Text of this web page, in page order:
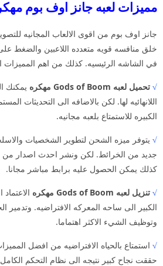
مميزات لعبه جانز اوف بوم
جانز اوف بوم من اقوى الالعاب المجانيه
خلق منافسه قويه متعدده اللاعبين والضغط
في الشاشه الرئيسيه. كذلك من اهم المميزات
√ تحميل لعبه Gods of Boom مهكره
يمكنك
اللانهائيه لها. لكن بالاضافه الى التحديثات
الكبيره للاستمتاع بلعبه مجانيه.
√ يتوفر ميزه الشحن لتطوير الشخصيات
جديد من الخرائط. لكن ونشر احدث اصدار من
كذلك يمكن الحصول عليه برابط مباشر مجانا.
√ تنزيل لعبه Gods of Boom مهكره
الكبير الى ساحه المعركه الافتراضيه. وتدمير
وتوظيف الشيء الاكثر اهتماما.
√ استمتاع بالحياه الافتراضيه من افضل
حققت نجاح كبير نتيجه الى نظام التحكم